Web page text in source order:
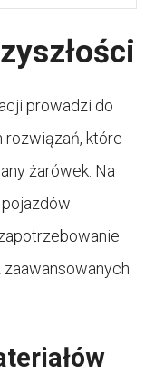
prowadzi do
rozwiązań, które
żarówek. Na